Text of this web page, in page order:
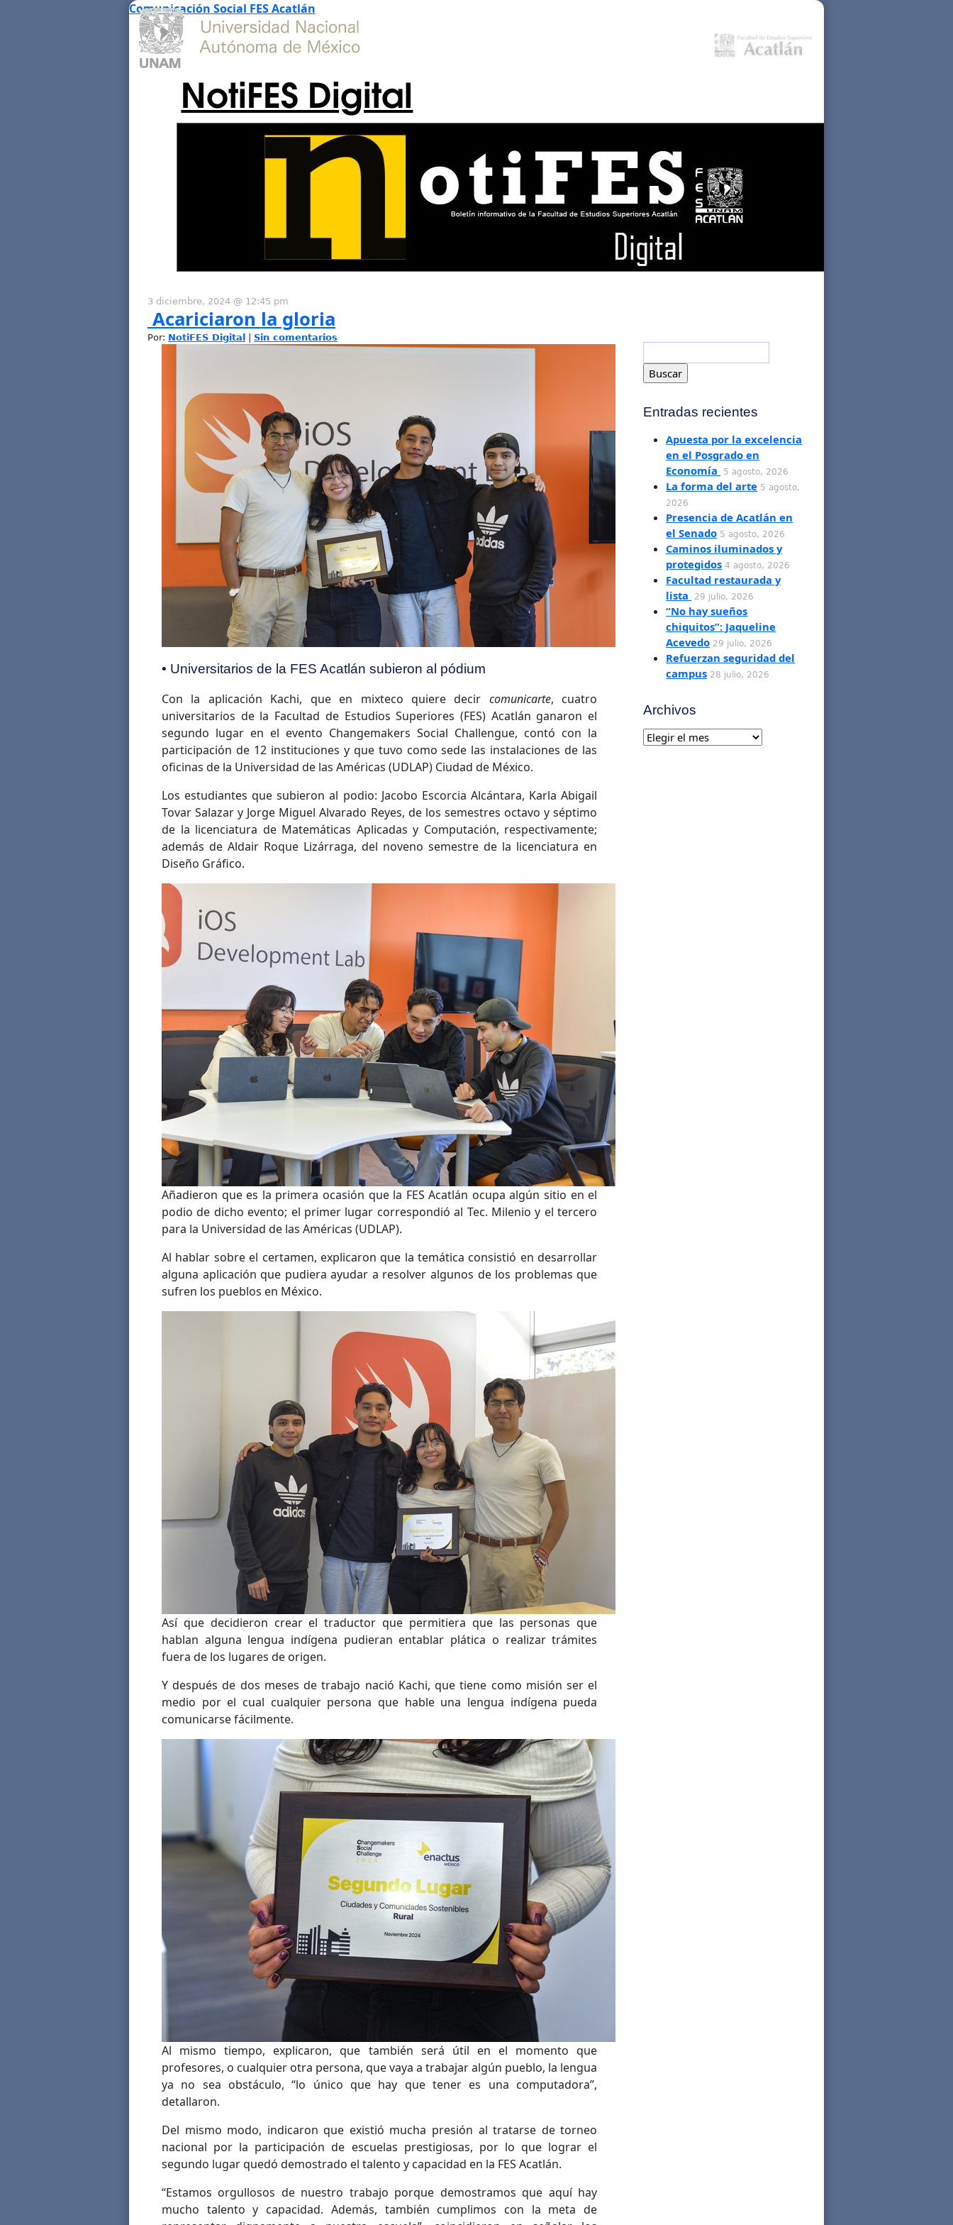
Comunicación Social FES Acatlán
NotiFES Digital
3 diciembre, 2024 @ 12:45 pm
Acariciaron la gloria
Por: NotiFES Digital Sin comentarios
• Universitarios de la FES Acatlán subieron al pódium
Con la aplicación Kachi, que en mixteco quiere decir comunicarte, cuatro
universitarios de la Facultad de Estudios Superiores (FES) Acatlán ganaron el
segundo lugar en el evento Changemakers Social Challengue, contó con la
participación de 12 instituciones y que tuvo como sede las instalaciones de las
oficinas de la Universidad de las Américas (UDLAP) Ciudad de México.
Los estudiantes que subieron al podio: Jacobo Escorcia Alcántara, Karla Abigail
Tovar Salazar y Jorge Miguel Alvarado Reyes, de los semestres octavo y séptimo
de la licenciatura de Matemáticas Aplicadas y Computación, respectivamente;
además de Aldair Roque Lizárraga, del noveno semestre de la licenciatura en
Diseño Gráfico.
Añadieron que es la primera ocasión que la FES Acatlán ocupa algún sitio en el
podio de dicho evento; el primer lugar correspondió al Tec. Milenio y el tercero
para la Universidad de las Américas (UDLAP).
Al hablar sobre el certamen, explicaron que la temática consistió en desarrollar
alguna aplicación que pudiera ayudar a resolver algunos de los problemas que
sufren los pueblos en México.
Así que decidieron crear el traductor que permitiera que las personas que
hablan alguna lengua indígena pudieran entablar plática o realizar trámites
fuera de los lugares de origen.
Y después de dos meses de trabajo nació Kachi, que tiene como misión ser el
medio por el cual cualquier persona que hable una lengua indígena pueda
comunicarse fácilmente.
Al mismo tiempo, explicaron, que también será útil en el momento que
profesores, o cualquier otra persona, que vaya a trabajar algún pueblo, la lengua
ya no sea obstáculo, “lo único que hay que tener es una computadora”,
detallaron.
Del mismo modo, indicaron que existió mucha presión al tratarse de torneo
nacional por la participación de escuelas prestigiosas, por lo que lograr el
segundo lugar quedó demostrado el talento y capacidad en la FES Acatlán.
“Estamos orgullosos de nuestro trabajo porque demostramos que aquí hay
mucho talento y capacidad. Además, también cumplimos con la meta de
Entradas recientes
Apuesta por la excelencia
en el Posgrado en
Economía
5 agosto, 2026
La forma del arte 5 agosto,
2026
Presencia de Acatlán en
el Senado 5 agosto, 2026
Caminos iluminados y
protegidos 4 agosto, 2026
Facultad restaurada y
lista
29 julio, 2026
“No hay sueños
chiquitos”: Jaqueline
Acevedo 29 julio, 2026
Refuerzan seguridad del
campus 28 julio, 2026
Archivos
Archivos